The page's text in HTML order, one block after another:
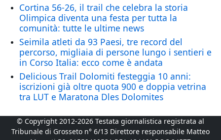
Cortina 56-26, il trail che celebra la storia
Olimpica diventa una festa per tutta la
comunità: tutte le ultime news
Seimila atleti da 93 Paesi, tre record del
percorso, migliaia di persone lungo i sentieri e
in Corso Italia: ecco come è andata
Delicious Trail Dolomiti festeggia 10 anni:
iscrizioni già oltre quota 900 e doppia vetrina
tra LUT e Maratona Dles Dolomites
© Copyright 2012-2026 Testata giornalistica registrata al
Tribunale di Grosseto n° 6/13 Direttore responsabile Matteo